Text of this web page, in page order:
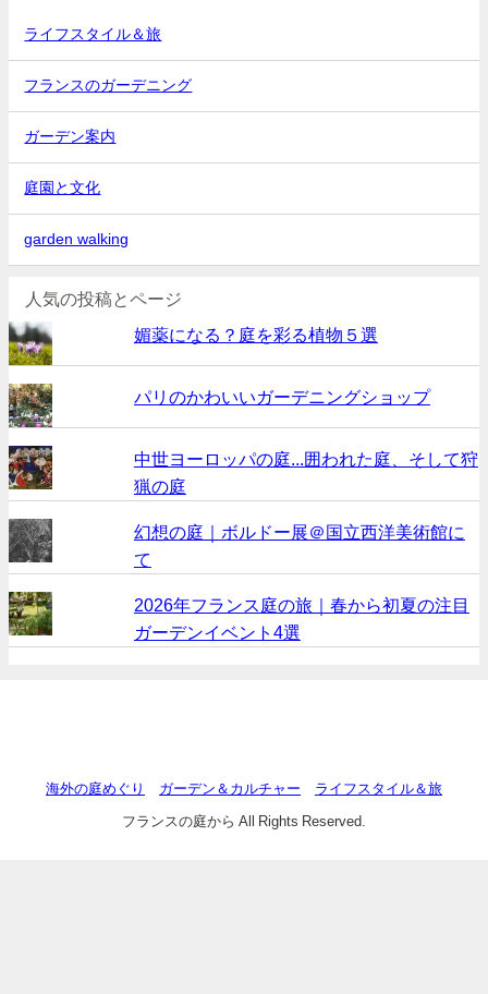
ライフスタイル＆旅
フランスのガーデニング
ガーデン案内
庭園と文化
garden walking
人気の投稿とページ
媚薬になる？庭を彩る植物５選
パリのかわいいガーデニングショップ
中世ヨーロッパの庭...囲われた庭、そして狩
猟の庭
幻想の庭｜ボルドー展＠国立西洋美術館に
て
2026年フランス庭の旅｜春から初夏の注目
ガーデンイベント4選
海外の庭めぐり ガーデン＆カルチャー ライフスタイル＆旅
フランスの庭から All Rights Reserved.